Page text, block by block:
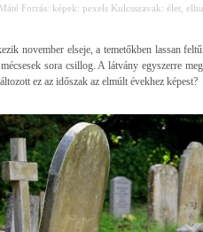
Forrás: képek: pexels Kulcsszavak: élet
november elseje, a temetőkben lassan
sora csillog. A látvány egyszerre
ez az időszak az elmúlt évekhez képest?